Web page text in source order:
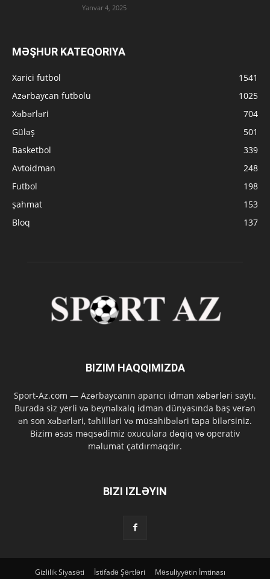
Yanvar 4, 2025
MƏŞHUR KATEQORIYA
Xarici futbol
1541
Azərbaycan futbolu
1025
Xəbərləri
704
Güləş
501
Basketbol
339
Avtoidman
248
Futbol
198
şahmat
153
Bloq
137
BIZIM HAQQIMIZDA
Sport-Az.com — Azərbaycanın aparıcı idman xəbərləri saytı.
Burada siz yerli və beynəlxalq idman dünyasında baş verən
ən son xəbərləri, təhlilləri və müsahibələri tapa bilərsiniz.
Bizim əsas məqsədimiz oxuculara dəqiq və operativ
məlumat çatdırmaqdır.
BIZI IZLƏYIN
Gizlilik Siyasəti İstifadə Şərtləri Məsuliyyətin İmtinası